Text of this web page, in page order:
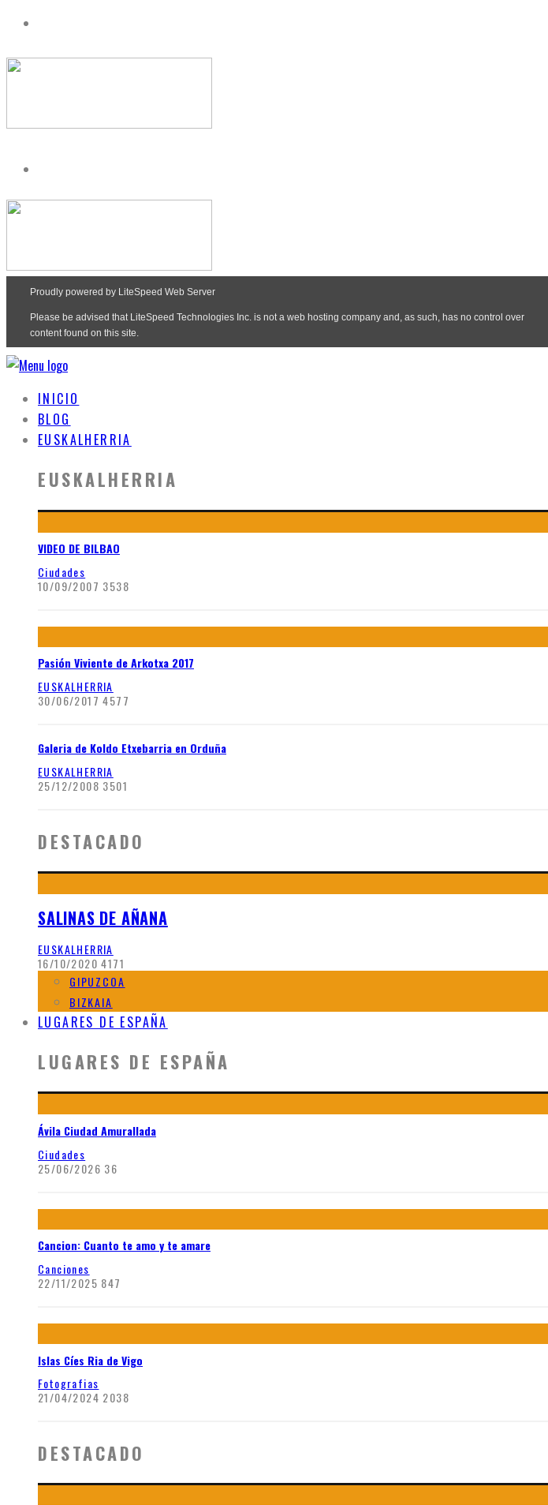
INICIO
BLOG
EUSKALHERRIA
EUSKALHERRIA
VIDEO DE BILBAO
Ciudades
10/09/2007 3538
Pasión Viviente de Arkotxa 2017
EUSKALHERRIA
30/06/2017 4577
Galeria de Koldo Etxebarria en Orduña
EUSKALHERRIA
25/12/2008 3501
DESTACADO
SALINAS DE AÑANA
EUSKALHERRIA
16/10/2020 4171
GIPUZCOA
BIZKAIA
LUGARES DE ESPAÑA
LUGARES DE ESPAÑA
Ávila Ciudad Amurallada
Ciudades
25/06/2026 36
Cancion: Cuanto te amo y te amare
Canciones
22/11/2025 847
Islas Cíes Ria de Vigo
Fotografias
21/04/2024 2038
DESTACADO